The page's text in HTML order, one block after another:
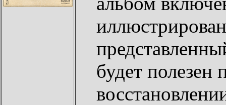
будет полезен